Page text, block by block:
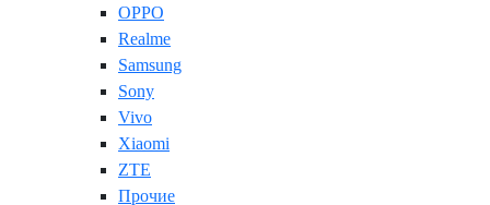
OPPO
Realme
Samsung
Sony
Vivo
Xiaomi
ZTE
Прочие